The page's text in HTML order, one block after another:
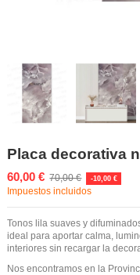
Placa decorativa
60,00 € 70,00 € -10,00 €
Impuestos incluidos
Tonos lila suaves y
ideal para aportar calma,
interiores sin recargar la
Nos encontramos en la